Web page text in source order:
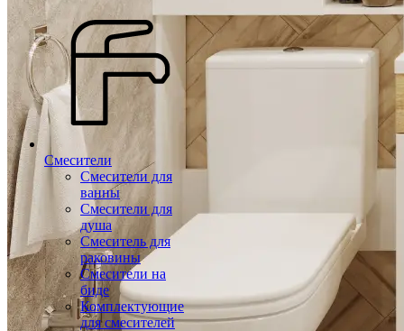
Смесители
Смесители для
ванны
Смесители для
душа
Смеситель для
раковины
Смесители на
биде
Комплектующие
для смесителей